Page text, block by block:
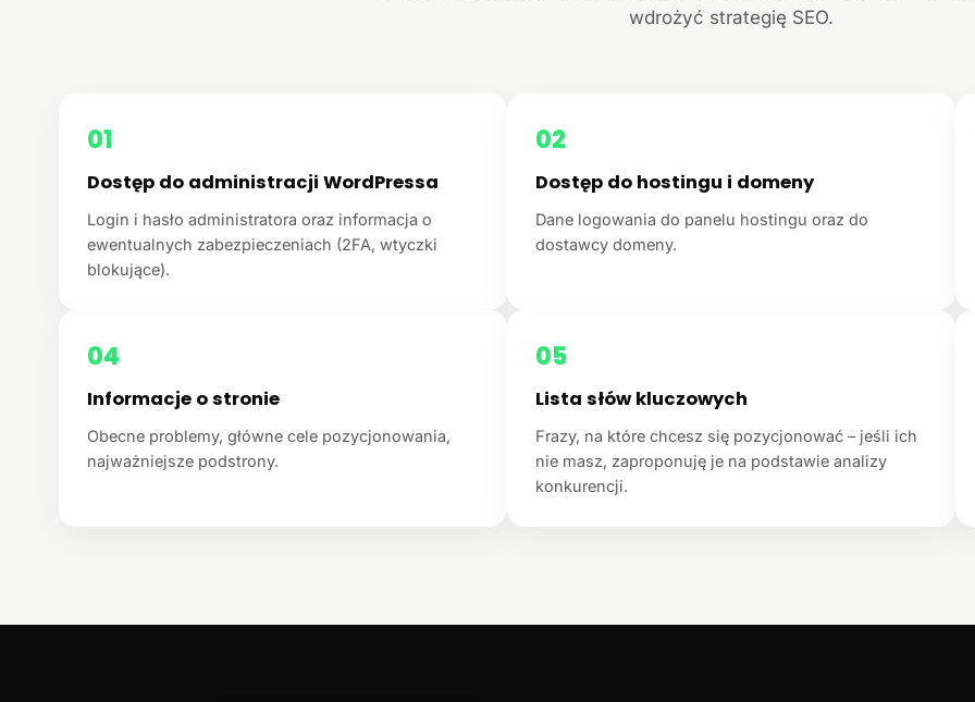
wdrożyć strategię SEO.
01
Dostęp do administracji WordPressa
Login i hasło administratora oraz informacja o
ewentualnych zabezpieczeniach (2FA, wtyczki
blokujące).
02
Dostęp do hostingu i domeny
Dane logowania do panelu hostingu oraz do
dostawcy domeny.
04
Informacje o stronie
Obecne problemy, główne cele pozycjonowania,
najważniejsze podstrony.
05
Lista słów kluczowych
Frazy, na które chcesz się pozycjonować – jeśli ich
nie masz, zaproponuję je na podstawie analizy
konkurencji.